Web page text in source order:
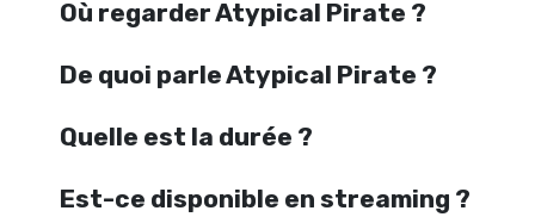
Où regarder Atypical Pirate ?
De quoi parle Atypical Pirate ?
Quelle est la durée ?
Est-ce disponible en streaming ?